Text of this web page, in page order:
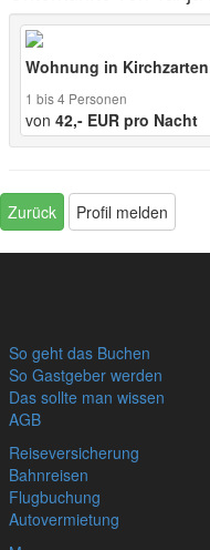
Wohnung in
1 bis 4 Personen
von 42,- EUR pro Nacht
Zurück Profil melden
So geht das Buchen
So Gastgeber werden
Das sollte man wissen
AGB
Reiseversicherung
Bahnreisen
Flugbuchung
Autovermietung